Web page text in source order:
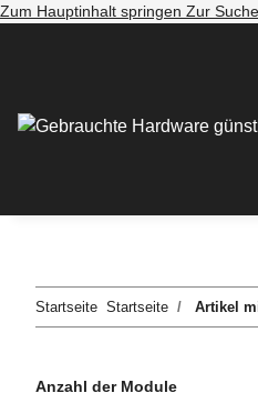
Zum Hauptinhalt springen Zur
Startseite Startseite Artikel
Anzahl der Module